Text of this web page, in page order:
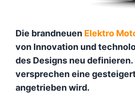
Die brandneuen Elektro
von Innovation und
des Designs neu
versprechen eine
angetrieben wird.